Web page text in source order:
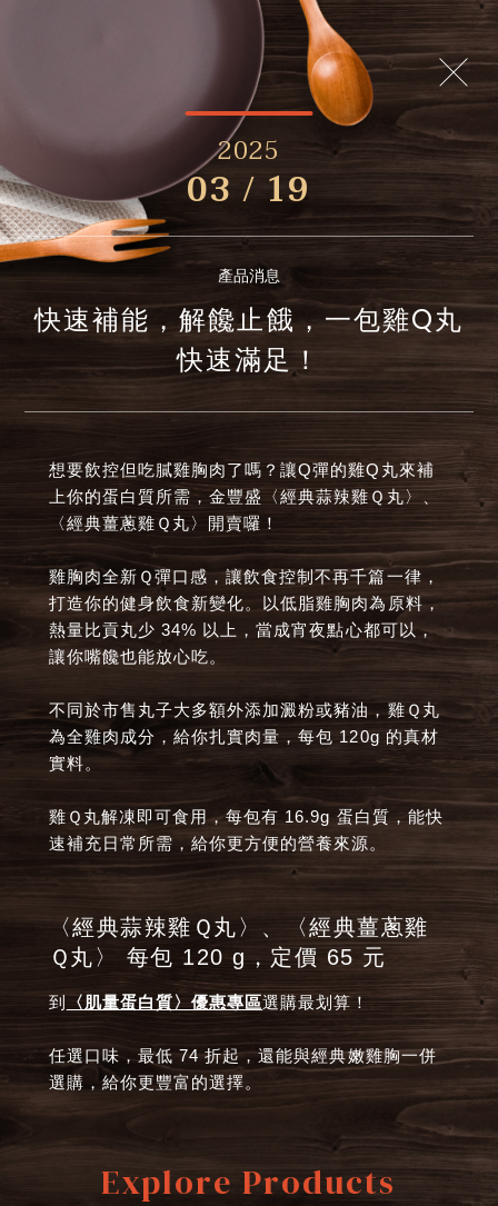
2025
03 / 19
產品消息
快速補能，解饞止餓，一包雞Q丸
快速滿足！
想要飲控但吃膩雞胸肉了嗎？讓Q彈的雞Q丸來補
上你的蛋白質所需，金豐盛〈經典蒜辣雞Ｑ丸〉、
〈經典薑蔥雞Ｑ丸〉開賣囉！
雞胸肉全新Ｑ彈口感，讓飲食控制不再千篇一律，
打造你的健身飲食新變化。以低脂雞胸肉為原料，
熱量比貢丸少 34% 以上，當成宵夜點心都可以，
讓你嘴饞也能放心吃。
不同於市售丸子大多額外添加澱粉或豬油，雞Ｑ丸
為全雞肉成分，給你扎實肉量，每包 120g 的真材
實料。
雞Ｑ丸解凍即可食用，每包有 16.9g 蛋白質，能快
速補充日常所需，給你更方便的營養來源。
〈經典蒜辣雞Ｑ丸〉、〈經典薑蔥雞
Ｑ丸〉 每包 120 g，定價 65 元
到 〈肌量蛋白質〉優惠專區選購最划算！
任選口味，最低 74 折起，還能與經典嫩雞胸一併
選購，給你更豐富的選擇。
Explore Products